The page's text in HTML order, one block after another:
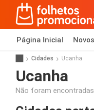
Página Inicial
Cidades Ucanha
Ucanha
Não foram